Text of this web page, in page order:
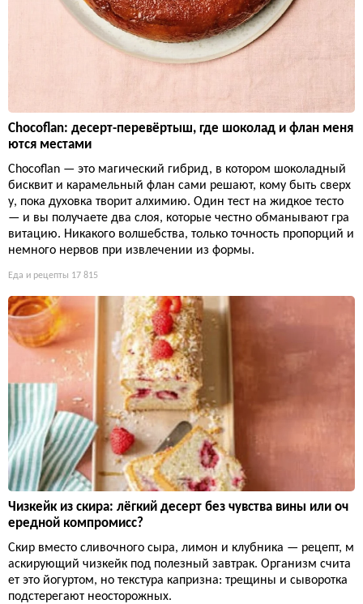
Chocoflan: десерт-перевёртыш, где шоколад и флан меня
ются местами
Chocoflan — это магический гибрид, в котором шоколадный
бисквит и карамельный флан сами решают, кому быть сверх
у, пока духовка творит алхимию. Один тест на жидкое тесто
— и вы получаете два слоя, которые честно обманывают гра
витацию. Никакого волшебства, только точность пропорций и
немного нервов при извлечении из формы.
Еда и рецепты 17 815
Чизкейк из скира: лёгкий десерт без чувства вины или оч
ередной компромисс?
Скир вместо сливочного сыра, лимон и клубника — рецепт, м
аскирующий чизкейк под полезный завтрак. Организм счита
ет это йогуртом, но текстура капризна: трещины и сыворотка
подстерегают неосторожных.